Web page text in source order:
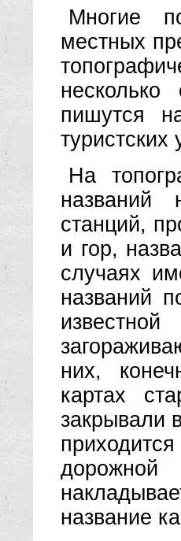
Многие
местных
пишутся
туристских
На
названий
станций,
и гор,
случаях
названий
них,
картах
закрывали
название